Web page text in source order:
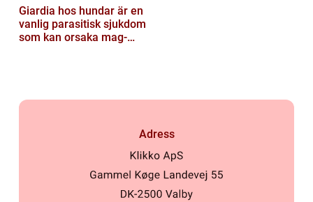
Giardia hos hundar är en
vanlig parasitisk sjukdom
som kan orsaka mag-
Adress